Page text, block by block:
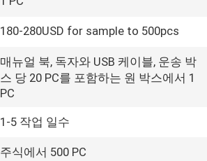
180-280USD for sample to 500pcs
매뉴얼 북, 독자와 USB 케이블, 운송 박
스 당 20 PC를 포함하는 원 박스에서 1
PC
1-5 작업 일수
주식에서 500 PC